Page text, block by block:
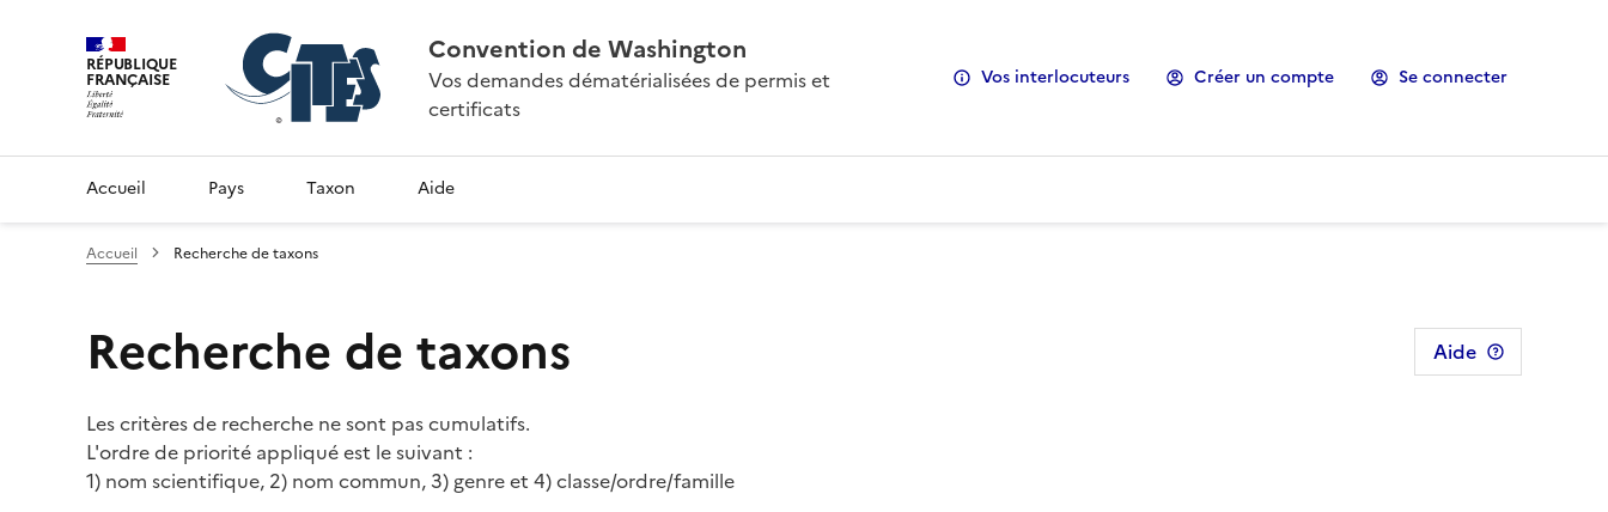
RÉPUBLIQUE
FRANÇAISE
Convention de Washington
Vos demandes dématérialisées de permis et
certificats
Vos interlocuteurs Créer un compte Se connecter
Accueil Pays Taxon Aide
Accueil Recherche de taxons
Recherche de taxons Aide
Les critères de recherche ne sont pas cumulatifs.
L'ordre de priorité appliqué est le suivant :
1) nom scientifique, 2) nom commun, 3) genre et 4) classe/ordre/famille